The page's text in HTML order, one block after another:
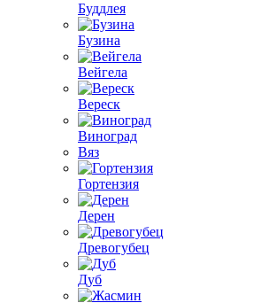
Буддлея
Бузина
Вейгела
Вереск
Виноград
Вяз
Гортензия
Дерен
Древогубец
Дуб